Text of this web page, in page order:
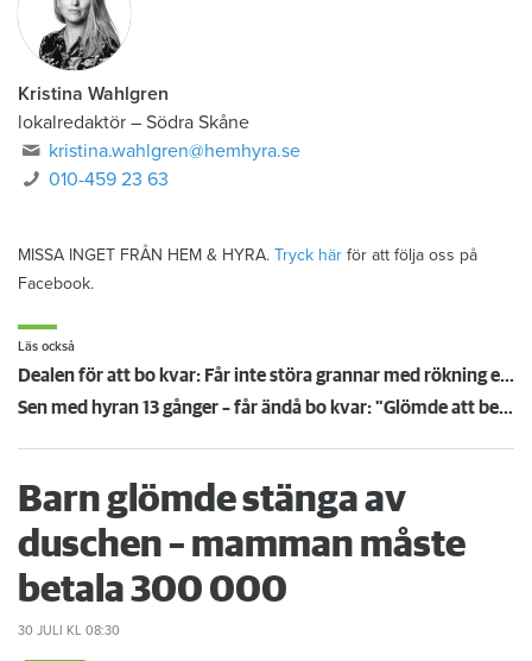
Kristina Wahlgren
lokalredaktör – Södra Skåne
kristina.wahlgren@hemhyra.se
010-459 23 63
MISSA INGET FRÅN HEM & HYRA. Tryck här för att följa oss på
Facebook.
Läs också
Dealen för att bo kvar: Får inte störa grannar med rökning eller utsätta dem för brandfara
Sen med hyran 13 gånger – får ändå bo kvar: "Glömde att betala"
Barn glömde stänga av
duschen – mamman måste
betala 300 000
30 JULI KL 08:30